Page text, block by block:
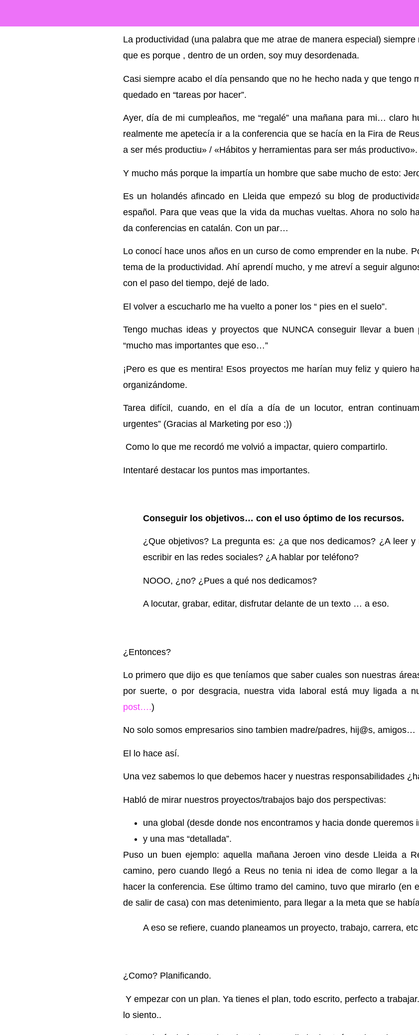
La productividad (una palabra que me atrae de manera especial)
que es porque , dentro de un orden, soy muy desordenada.
Casi siempre acabo el día pensando que no he hecho nada y que tengo
quedado en “tareas por hacer”.
Ayer, día de mi cumpleaños, me “regalé” una mañana para mi… claro
realmente me apetecía ir a la conferencia que se hacía en la Fira de
a ser més productiu» / «Hábitos y herramientas para ser más productivo».
Y mucho más porque la impartía un hombre que sabe mucho de esto:
Es un holandés afincado en Lleida que empezó su blog de
español. Para que veas que la vida da muchas vueltas. Ahora no solo
da conferencias en catalán. Con un par…
Lo conocí hace unos años en un curso de como emprender en la nube.
tema de la productividad. Ahí aprendí mucho, y me atreví a seguir
con el paso del tiempo, dejé de lado.
El volver a escucharlo me ha vuelto a poner los “ pies en el suelo”.
Tengo muchas ideas y proyectos que NUNCA conseguir llevar a
“mucho mas importantes que eso…”
¡Pero es que es mentira! Esos proyectos me harían muy feliz y quiero
organizándome.
Tarea difícil, cuando, en el día a día de un locutor, entran
urgentes” (Gracias al Marketing por eso ;))
Como lo que me recordó me volvió a impactar, quiero compartirlo.
Intentaré destacar los puntos mas importantes.
Conseguir los objetivos… con el uso óptimo de los recursos.
¿Que objetivos? La pregunta es: ¿a que nos dedicamos? ¿A leer
escribir en las redes sociales? ¿A hablar por teléfono?
NOOO, ¿no? ¿Pues a qué nos dedicamos?
A locutar, grabar, editar, disfrutar delante de un texto … a eso.
¿Entonces?
Lo primero que dijo es que teníamos que saber cuales son nuestras
por suerte, o por desgracia, nuestra vida laboral está muy ligada a
post….)
No solo somos empresarios sino tambien madre/padres, hij@s, amigos…
El lo hace así.
Una vez sabemos lo que debemos hacer y nuestras responsabilidades
Habló de mirar nuestros proyectos/trabajos bajo dos perspectivas:
una global (desde donde nos encontramos y hacia donde queremos
y una mas “detallada”.
Puso un buen ejemplo: aquella mañana Jeroen vino desde Lleida a
camino, pero cuando llegó a Reus no tenia ni idea de como llegar a
hacer la conferencia. Ese último tramo del camino, tuvo que mirarlo (en
de salir de casa) con mas detenimiento, para llegar a la meta que se
A eso se refiere, cuando planeamos un proyecto, trabajo, carrera,
¿Como? Planificando.
Y empezar con un plan. Ya tienes el plan, todo escrito, perfecto a
lo siento..